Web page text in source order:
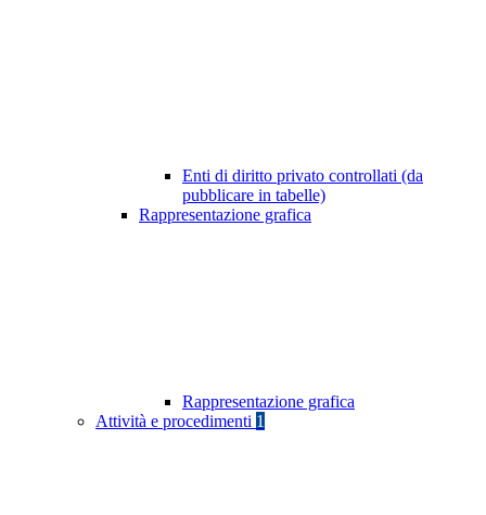
Enti di diritto privato controllati (da
pubblicare in tabelle)
Rappresentazione grafica
Rappresentazione grafica
Attività e procedimenti 1